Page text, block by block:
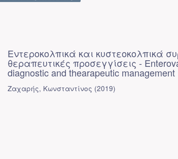
Εντεροκολπικά και κυστεοκολπικά
θεραπευτικές προσεγγίσεις -
diagnostic and thearapeutic management
Ζαχαρής, Κωνσταντίνος (2019)